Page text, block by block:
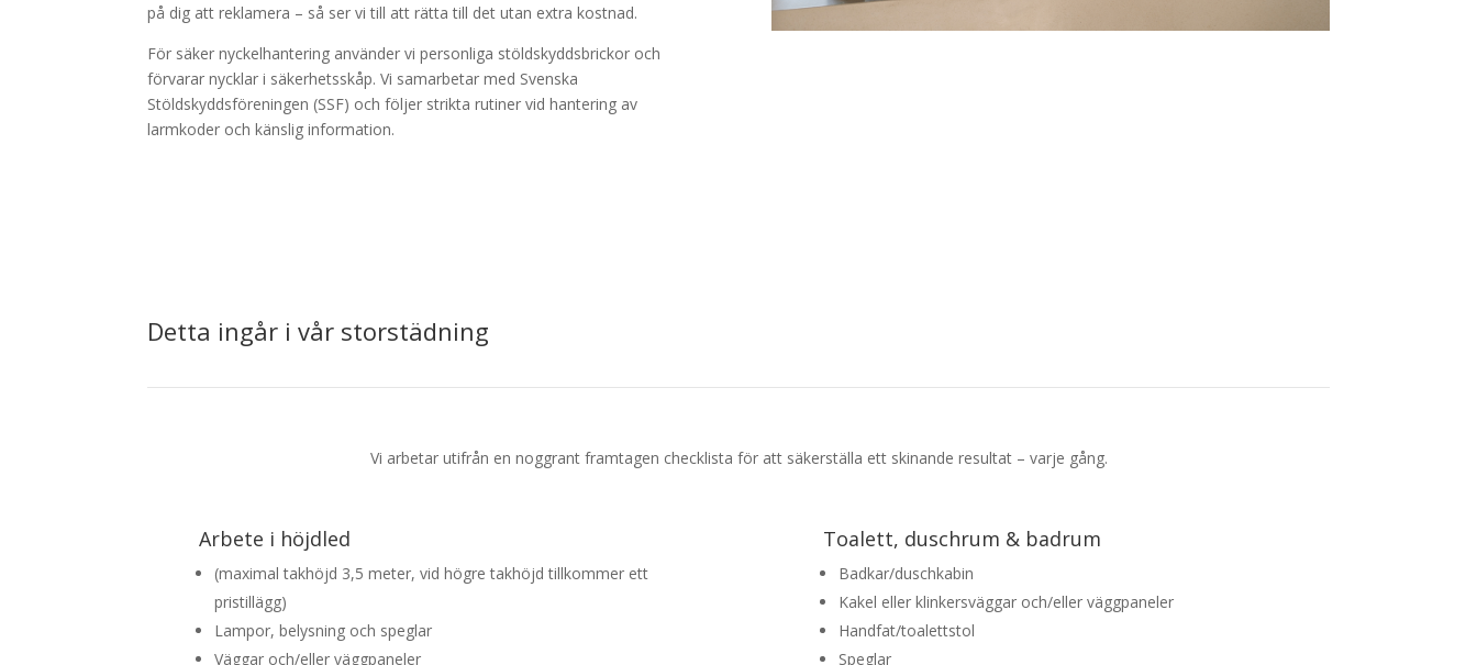
på dig att reklamera – så ser vi till att rätta till det utan extra kostnad.
För säker nyckelhantering använder vi personliga stöldskyddsbrickor och
förvarar nycklar i säkerhetsskåp. Vi samarbetar med Svenska
Stöldskyddsföreningen (SSF) och följer strikta rutiner vid hantering av
larmkoder och känslig information.
Detta ingår i vår storstädning
Vi arbetar utifrån en noggrant framtagen checklista för att säkerställa ett skinande resultat – varje gång.
Arbete i höjdled
(maximal takhöjd 3,5 meter, vid högre takhöjd tillkommer ett
pristillägg)
Lampor, belysning och speglar
Väggar och/eller väggpaneler
Toalett, duschrum & badrum
Badkar/duschkabin
Kakel eller klinkersväggar och/eller väggpaneler
Handfat/toalettstol
Speglar